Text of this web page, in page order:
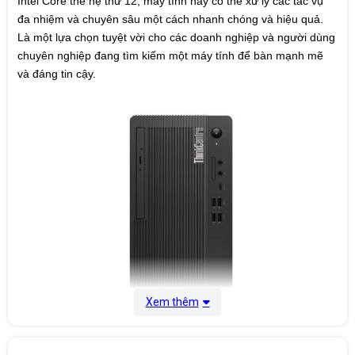
Two M.2 slots (one for WLAN, one for SSD)
Hệ điều
hành
DOS
đa nhiệm và chuyên sâu một cách nhanh chóng và hiệu quả.
Là một lựa chọn tuyệt vời cho các doanh nghiệp và người dùng
chuyên nghiệp đang tìm kiếm một máy tính để bàn mạnh mẽ
và đáng tin cậy.
Xem thêm